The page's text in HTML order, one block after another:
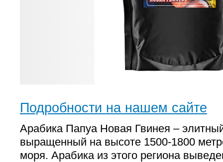
Подробности на нашем сайте
Арабика Папуа Новая Гвинея –
выращенный на высоте 1500-1800
моря. Арабика из этого региона